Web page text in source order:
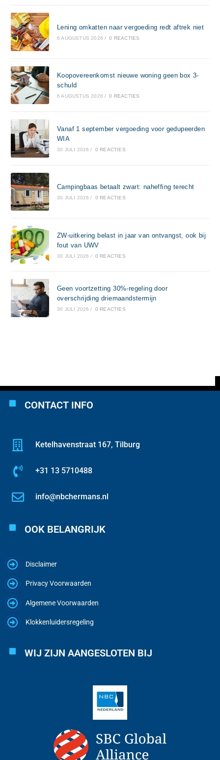
Lening omkatten naar vergoeding redt aftrek niet
6 AUGUSTUS 2026 / 0 REACTIES
Koopovereenkomst nieuwe woning geen box 3-
schuld
6 AUGUSTUS 2026 / 0 REACTIES
Vanaf 1 september vergoeding voor gedupeerden
WIA
30 JULI 2026 / 0 REACTIES
Campingbaas betaalt zwart: naheffing terecht
30 JULI 2026 / 0 REACTIES
ZW-uitkering belast in jaar van ontvangst, ook bij
fout van UWV
30 JULI 2026 / 0 REACTIES
Geen voortzetting 30%-regeling door
overschrijding driemaandstermijn
30 JULI 2026 / 0 REACTIES
CONTACT INFO
Ketelhavenstraat 167, Tilburg
+31 13 5710488
info@nbchermans.nl
OOK BELANGRIJK
Disclaimer
Privacy Voorwaarden
Algemene Voorwaarden
Klokkenluidersregeling
WIJ ZIJN AANGESLOTEN BIJ